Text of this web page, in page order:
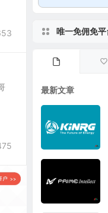
唯一免佣免
最新文章